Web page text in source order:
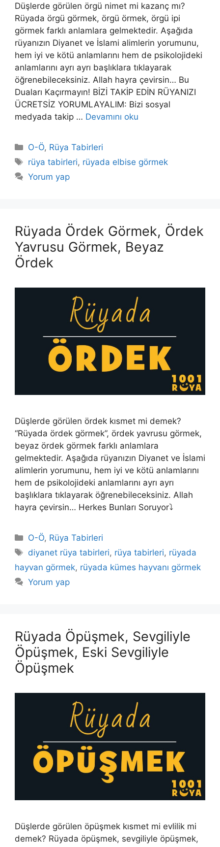
Düşlerde görülen örgü nimet mi kazanç mı?
Rüyada örgü görmek, örgü örmek, örgü ipi
görmek farklı anlamlara gelmektedir. Aşağıda
rüyanızın Diyanet ve İslami alimlerin yorumunu,
hem iyi ve kötü anlamlarını hem de psikolojideki
anlamlarını ayrı ayrı başlıklara tıklayarak
öğrenebileceksiniz. Allah hayra çevirsin… Bu
Duaları Kaçırmayın! BİZİ TAKİP EDİN RÜYANIZI
ÜCRETSİZ YORUMLAYALIM: Bizi sosyal
medyada takip … Devamını oku
Kategoriler
O-Ö, Rüya Tabirleri
Etiketler
rüya tabirleri, rüyada elbise görmek
Yorum yap
Rüyada Ördek Görmek, Ördek
Yavrusu Görmek, Beyaz
Ördek
Düşlerde görülen ördek kısmet mi demek?
“Rüyada ördek görmek”, ördek yavrusu görmek,
beyaz ördek görmek farklı anlamlara
gelmektedir. Aşağıda rüyanızın Diyanet ve İslami
alimlerin yorumunu, hem iyi ve kötü anlamlarını
hem de psikolojideki anlamlarını ayrı ayrı
başlıklara tıklayarak öğrenebileceksiniz. Allah
hayra çevirsin… Herkes Bunları Soruyor⤵️
Kategoriler
O-Ö, Rüya Tabirleri
Etiketler
diyanet rüya tabirleri, rüya tabirleri, rüyada
hayvan görmek, rüyada kümes hayvanı görmek
Yorum yap
Rüyada Öpüşmek, Sevgiliyle
Öpüşmek, Eski Sevgiliyle
Öpüşmek
Düşlerde görülen öpüşmek kısmet mi evlilik mi
demek? Rüyada öpüşmek, sevgiliyle öpüşmek,